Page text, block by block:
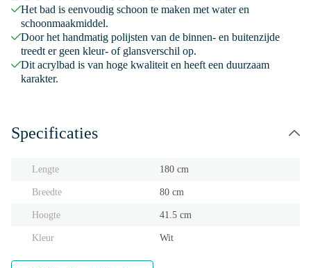
Het bad is eenvoudig schoon te maken met water en
schoonmaakmiddel.
Door het handmatig polijsten van de binnen- en buitenzijde
treedt er geen kleur- of glansverschil op.
Dit acrylbad is van hoge kwaliteit en heeft een duurzaam
karakter.
Specificaties
Lengte 180 cm
Breedte 80 cm
Hoogte 41.5 cm
Kleur Wit